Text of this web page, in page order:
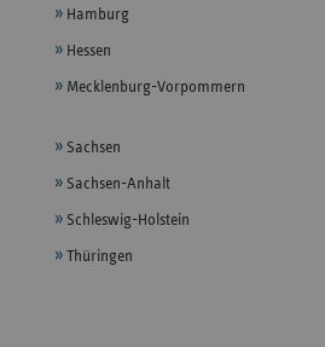
Hamburg
Hessen
Mecklenburg-Vorpommern
Sachsen
Sachsen-Anhalt
Schleswig-Holstein
Thüringen